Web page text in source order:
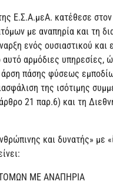
Ε.Σ.Α.μεΑ. κατέθεσε
με αναπηρία και τη
ενός ουσιαστικού και
αυτό αρμόδιες
πάσης φύσεως
της ισότιμης
21 παρ.6) και τη
και δυνατής» με
ΜΕ ΑΝΑΠΗΡΙΑ